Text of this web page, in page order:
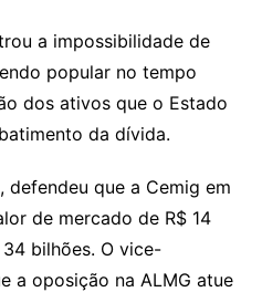
a impossibilidade de
popular no tempo
dos ativos que o Estado
da dívida.
defendeu que a Cemig em
de mercado de R$ 14
bilhões. O vice-
a oposição na ALMG atue